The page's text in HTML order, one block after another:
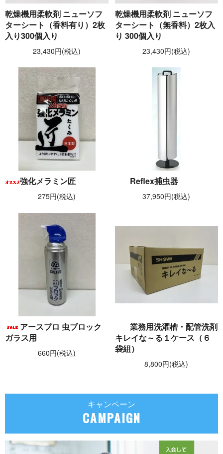
乾燥機用柔軟剤 ニューソフ
ターシート（香料有り）2枚
入り300個入り
23,430円(税込)
乾燥機用柔軟剤 ニューソフ
ターシート（無香料）2枚入
り 300個入り
23,430円(税込)
強化メラミン匠
275円(税込)
Reflex捕虫器
37,950円(税込)
アースプロ 虫ブロック
ガラス用
660円(税込)
業務用洗濯槽・配管洗剤
キレイな～る１ケース（６
袋組）
8,800円(税込)
キャンペーン
CAMPAIGN